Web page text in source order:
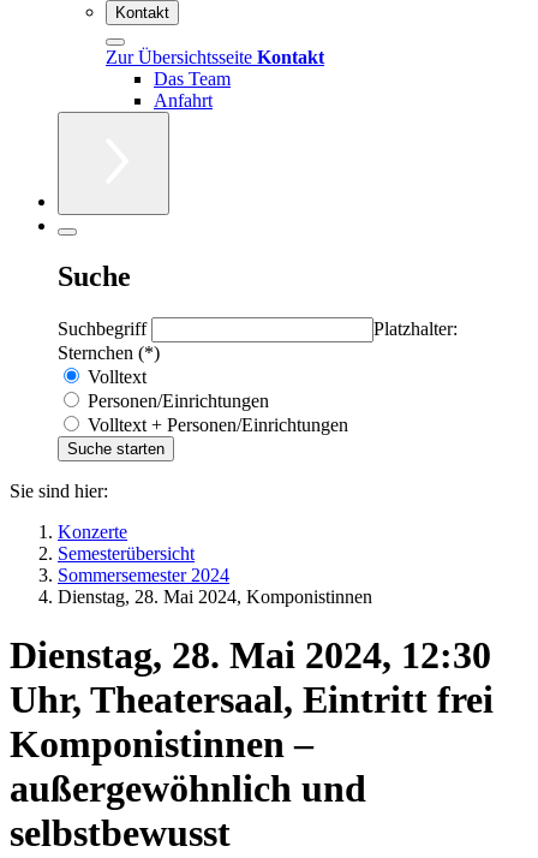
Kontakt
Zur Übersichtsseite Kontakt
Das Team
Anfahrt
Suche
Suchbegriff
Platzhalter:
Sternchen (*)
Volltext
Personen/Einrichtungen
Volltext + Personen/Einrichtungen
Sie sind hier:
Konzerte
Semesterübersicht
Sommersemester 2024
Dienstag, 28. Mai 2024, Komponistinnen
Dienstag, 28. Mai 2024, 12:30
Uhr, Theatersaal, Eintritt frei
Komponistinnen –
außergewöhnlich und
selbstbewusst